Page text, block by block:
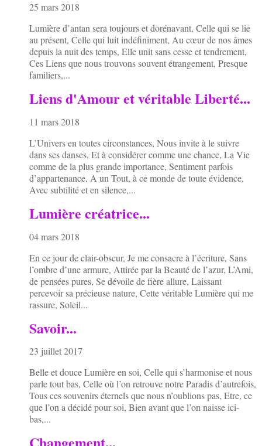
25 mars 2018
Lumière d’antan sera toujours et dorénavant, Celle qui se lie
au présent, Celle qui luit indéfiniment, Au cœur de nos âmes
depuis la nuit des temps, Elle unit sans cesse et tendrement,
Ces Liens que nous trouvons souvent étrangement, Presque
familiers,...
Liens d'Amour et véritable Liberté...
11 mars 2018
L’Univers en toutes circonstances, Nous invite à le suivre
dans ses danses, Et à considérer comme une chance, La Vie
comme de la plus grande importance, Sentiment parfois
d’appartenance, A un Tout, à ce monde de toute évidence,
Avec subtilité et en silence,...
Lumière créatrice...
04 mars 2018
En ce jour de clair-obscur, Je me consacre à l’écriture, Sans
l’ombre d’une armure, Attirée par la Beauté de l’azur, L’Ami,
de pensées pures, Se dévoile de fière allure, Laissant
percevoir sa précieuse nature, Cette véritable Lumière qui me
rassure, Soleil...
Savoir...
23 juillet 2017
Belle et douce Lumière en soi, Celle qui s’harmonise et nous
parle tout bas, Celle où l’on retrouve notre Paradis d’autrefois,
Tous ces souvenirs éternels que nous n’oublions pas, Etre, ce
que l’on a décidé pour soi, Bien avant que l’on naisse ici-
bas,...